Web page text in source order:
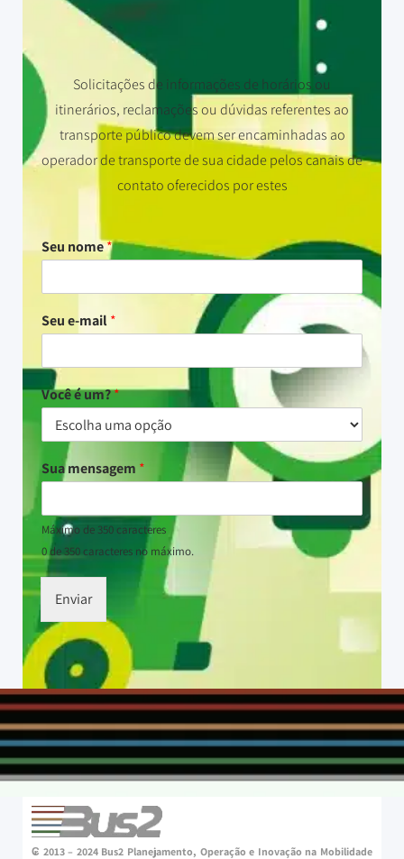
Solicitações de informações de horários ou
itinerários, reclamações ou dúvidas referentes ao
transporte público devem ser encaminhadas ao
operador de transporte de sua cidade pelos canais de
contato oferecidos por estes
Seu nome*
Seu e-mail*
Você é um?*
Sua mensagem *
Máximo de 350 caracteres
0 de 350 caracteres no máximo.
Enviar
₢ 2013 – 2024 Bus2 Planejamento, Operação e Inovação na Mobilidade